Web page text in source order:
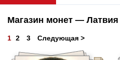
Магазин монет — Латвия
1 2 3 Следующая >